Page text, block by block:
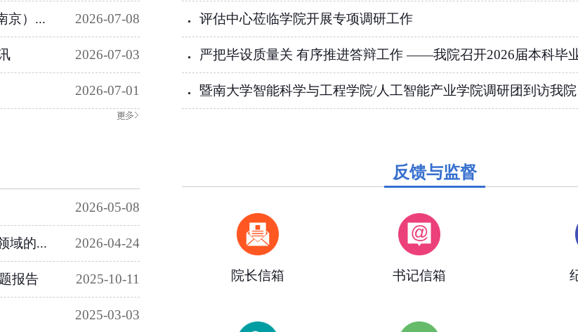
京）... 2026-07-08
2026-07-03
2026-07-01
评估中心莅临学院开展专项调研工作
严把毕设质量关 有序推进答辩工作 ——我院召开2026届本科毕
暨南大学智能科学与工程学院/人工智能产业学院调研团到访我院
2026-05-08
域的... 2026-04-24
报告 2025-10-11
2025-03-03
反馈与监督
院长信箱 书记信箱